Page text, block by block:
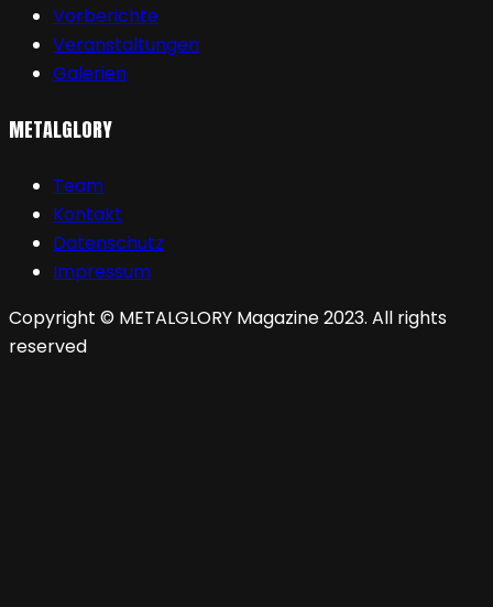
Vorberichte
Veranstaltungen
Galerien
METALGLORY
Team
Kontakt
Datenschutz
Impressum
Copyright © METALGLORY Magazine 2023. All rights
reserved